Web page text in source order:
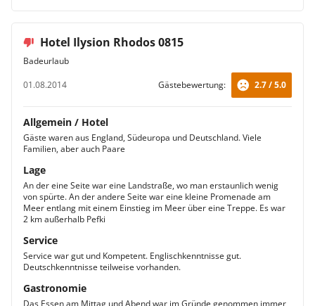
Hotel Ilysion Rhodos 0815
Badeurlaub
01.08.2014
Gästebewertung: 2.7 / 5.0
Allgemein / Hotel
Gäste waren aus England, Südeuropa und Deutschland. Viele
Familien, aber auch Paare
Lage
An der eine Seite war eine Landstraße, wo man erstaunlich wenig
von spürte. An der andere Seite war eine kleine Promenade am
Meer entlang mit einem Einstieg im Meer über eine Treppe. Es war
2 km außerhalb Pefki
Service
Service war gut und Kompetent. Englischkenntnisse gut.
Deutschkenntnisse teilweise vorhanden.
Gastronomie
Das Essen am Mittag und Abend war im Gründe genommen immer